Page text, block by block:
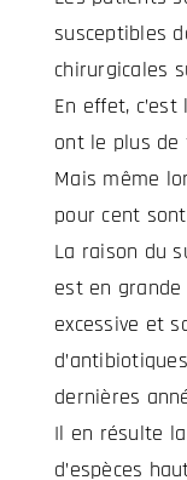
susceptibles
chirurgicales
En effet,
ont le plus de
Mais même
pour cent
La raison du
est en
excessive et
dernières
Il en résulte
d’espèces